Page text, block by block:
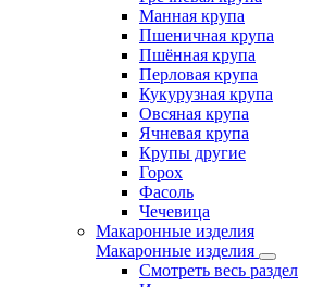
Манная крупа
Пшеничная крупа
Пшённая крупа
Перловая крупа
Кукурузная крупа
Овсяная крупа
Ячневая крупа
Крупы другие
Горох
Фасоль
Чечевица
Макаронные изделия
Макаронные изделия
Смотреть весь раздел